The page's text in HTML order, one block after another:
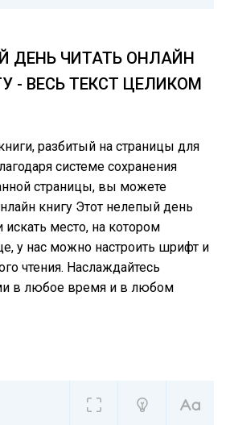
ДЕНЬ ЧИТАТЬ ОНЛАЙН
- ВЕСЬ ТЕКСТ ЦЕЛИКОМ
разбитый на страницы для
системе сохранения
страницы, вы можете
книгу Этот нелепый день
искать место, на котором
у нас можно настроить шрифт и
чтения. Наслаждайтесь
в любое время и в любом